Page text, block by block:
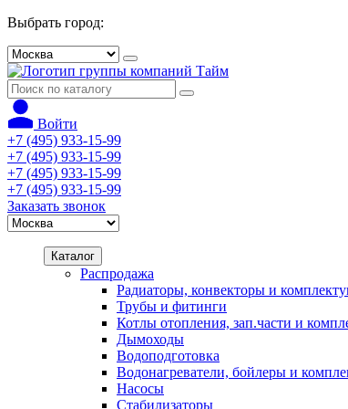
Выбрать город:
Войти
+7 (495) 933-15-99
+7 (495) 933-15-99
+7 (495) 933-15-99
+7 (495) 933-15-99
Заказать звонок
Каталог
Распродажа
Радиаторы, конвекторы и
Трубы и фитинги
Котлы отопления, зап.части и
Дымоходы
Водоподготовка
Водонагреватели, бойлеры и
Насосы
Стабилизаторы